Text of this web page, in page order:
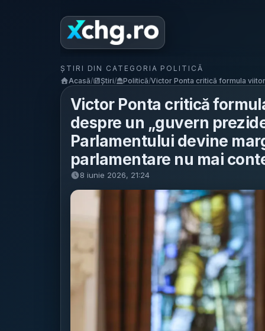
ȘTIRI DIN CATEGORIA POLITICĂ
Acasă/ Știri/ Politică/Victor Ponta critică formula
Victor Ponta critică
despre un „guvern
Parlamentului devine
parlamentare nu mai
8 iunie 2026, 21:24